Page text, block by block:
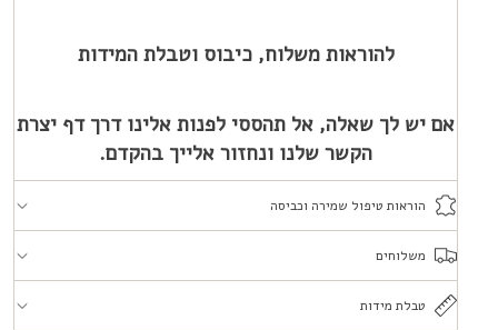
להוראות משלוח, כיבוס וטבלת המידות
אם יש לך שאלה, אל תהססי לפנות אלינו דרך דף יצרת
הקשר שלנו ונחזור אלייך בהקדם.
הוראות טיפול שמירה וכביסה
משלוחים
טבלת מידות